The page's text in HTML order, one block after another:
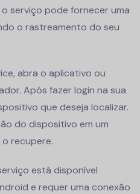
serviço pode fornecer uma
o rastreamento do seu
abra o aplicativo ou
Após fazer login na sua
que deseja localizar.
do dispositivo em um
recupere.
está disponível
e requer uma conexão